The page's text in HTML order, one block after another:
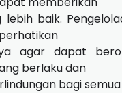
lebih baik.
agar dapat
berlaku dan
bagi